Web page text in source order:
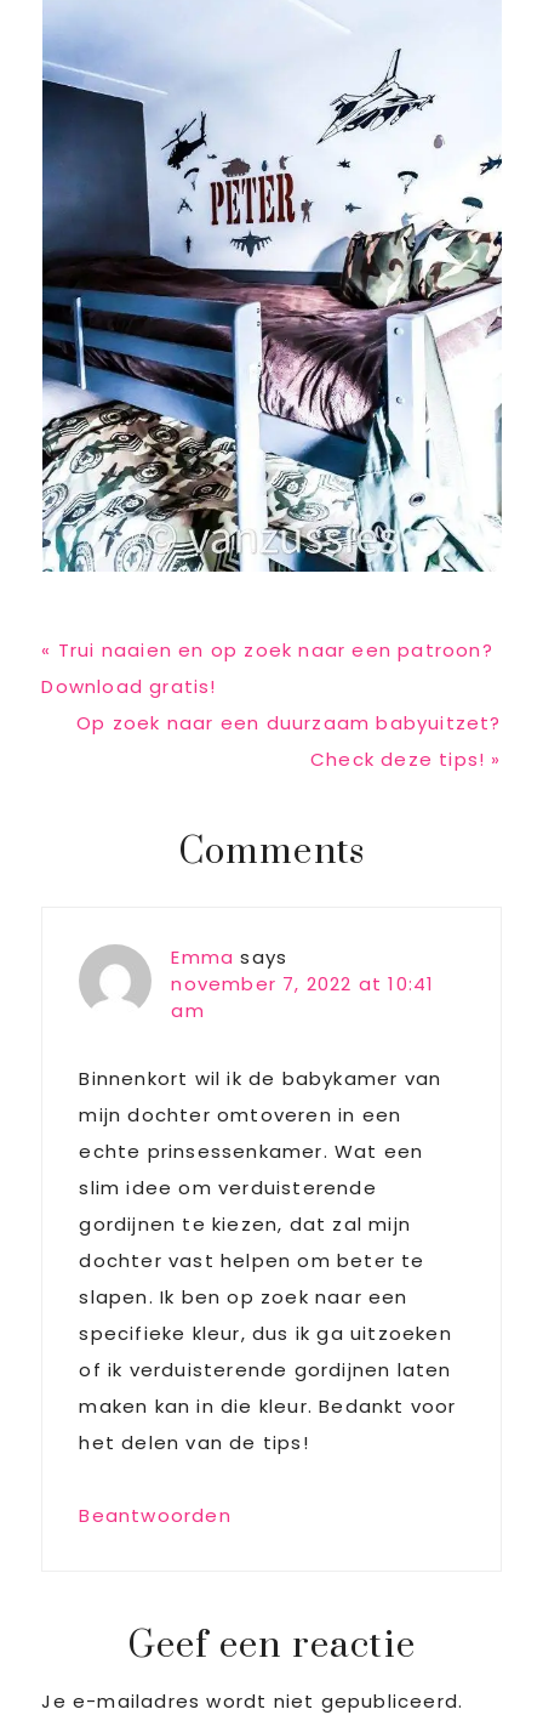
Previous
Post:
« Trui naaien en op zoek naar een patroon?
Download gratis!
Next
Op zoek naar een duurzaam babyuitzet?
Check deze tips! »
Reader
Interactions
Comments
Emma says
november 7, 2022 at 10:41
am
Binnenkort wil ik de babykamer van
mijn dochter omtoveren in een
echte prinsessenkamer. Wat een
slim idee om verduisterende
gordijnen te kiezen, dat zal mijn
dochter vast helpen om beter te
slapen. Ik ben op zoek naar een
specifieke kleur, dus ik ga uitzoeken
of ik verduisterende gordijnen laten
maken kan in die kleur. Bedankt voor
het delen van de tips!
Beantwoorden
Geef een reactie
Je e-mailadres wordt niet gepubliceerd.